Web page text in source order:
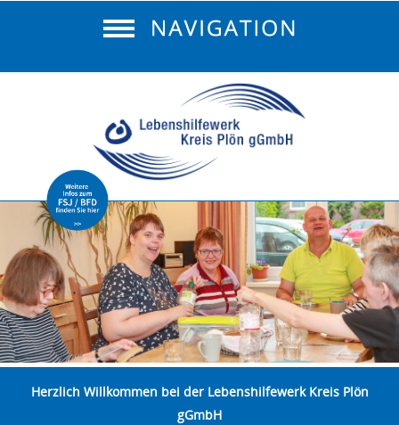
Herzlich Willkommen bei der Lebenshilfewerk Kreis Plön
gGmbH